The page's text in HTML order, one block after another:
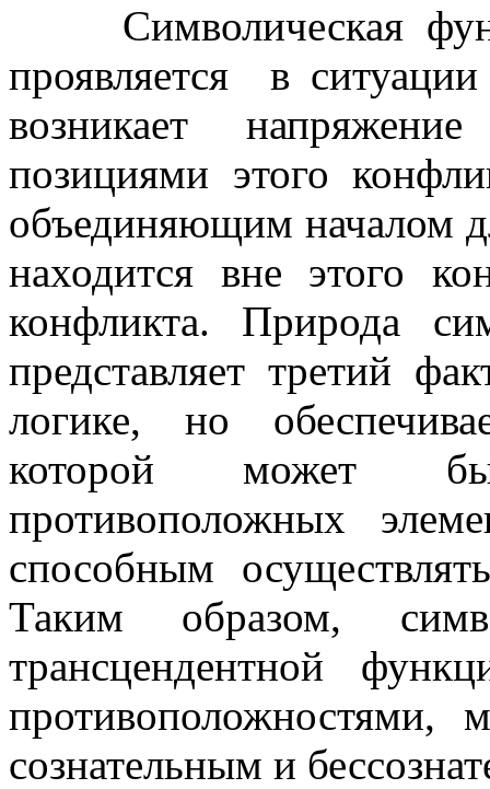
Символическая
проявляется в ситуации
возникает
позициями этого
объединяющим началом
находится вне этого
конфликта. Природа
представляет третий
логике, но
которой может
противоположных
способным
Таким образом,
трансцендентной
противоположностями,
сознательным и